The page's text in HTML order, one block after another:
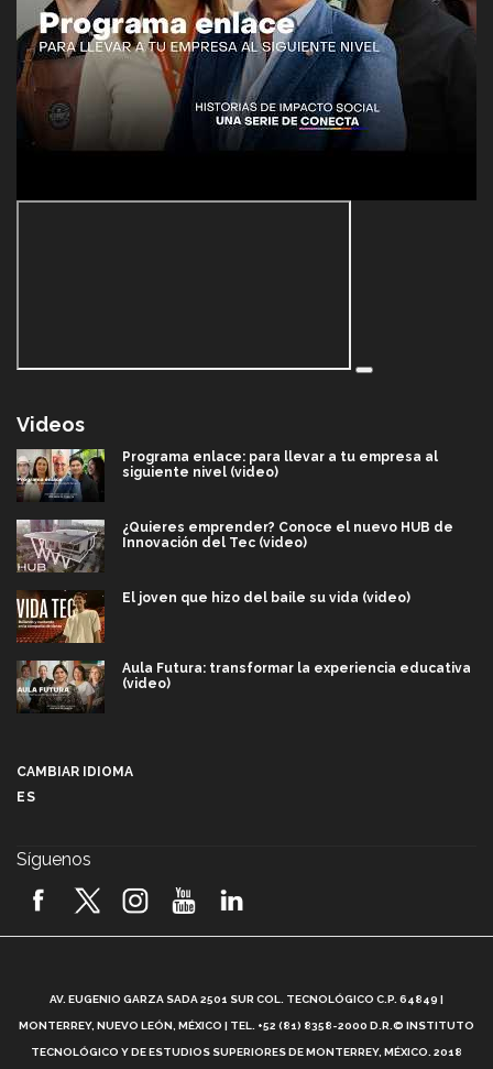
Videos
Programa enlace: para llevar a tu empresa al
siguiente nivel (video)
¿Quieres emprender? Conoce el nuevo HUB de
Innovación del Tec (video)
El joven que hizo del baile su vida (video)
Aula Futura: transformar la experiencia educativa
(video)
2026! (video)
¿Cómo es el Modelo Educativo Tec? (video)
CAMBIAR IDIOMA
ES
Síguenos
AV. EUGENIO GARZA SADA 2501 SUR COL. TECNOLÓGICO C.P. 64849 |
MONTERREY, NUEVO LEÓN, MÉXICO | TEL. +52 (81) 8358-2000 D.R.© INSTITUTO
TECNOLÓGICO Y DE ESTUDIOS SUPERIORES DE MONTERREY, MÉXICO. 2018